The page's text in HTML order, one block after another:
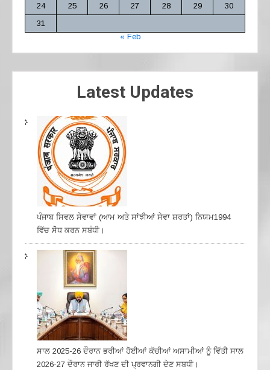
24
25 26 27 28 29
30
31
« Feb
Latest Updates
ਪੰਜਾਬ ਸਿਵਲ ਸੇਵਾਵਾਂ (ਆਮ ਅਤੇ ਸਾਂਝੀਆਂ ਸੇਵਾ ਸ਼ਰਤਾਂ) ਨਿਯਮ1994
ਵਿੱਚ ਸੇੋਧ ਕਰਨ ਸਬੰਧੀ।
ਸਾਲ 2025-26 ਦੌਰਾਨ ਭਰੀਆਂ ਹੋਈਆਂ ਕੱਚੀਆਂ ਅਸਾਮੀਆਂ ਨੂੰ ਵਿੱਤੀ ਸਾਲ
2026-27 ਦੌਰਾਨ ਜਾਰੀ ਰੱਖਣ ਦੀ ਪ੍ਰਵਾਨਗੀ ਦੇਣ ਸਬਧੀ।